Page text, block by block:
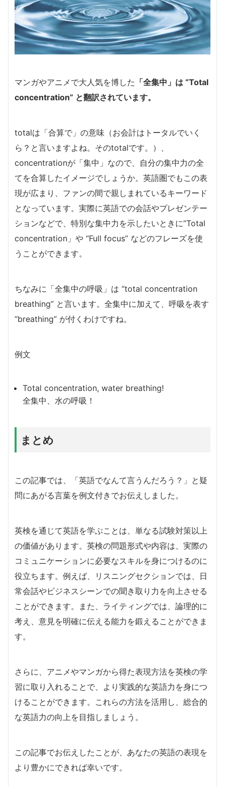
マンガやアニメで大人気を博した 「全集中」は “Total
concentration” と翻訳されています。
totalは「合算で」の意味（お会計はトータルでいく
ら？と言いますよね。そのtotalです。）、
concentrationが「集中」なので、自分の集中力の全
てを合算したイメージでしょうか。 英語圏でもこの表
現が広まり、ファンの間で親しまれているキーワード
となっています。実際に英語での会話やプレゼンテー
ションなどで、特別な集中力を示したいときに”Total
concentration」や “Full focus” などのフレーズを使
うことができます。
ちなみに「全集中の呼吸」は “total concentration
breathing” と言います。全集中に加えて、呼吸を表す
“breathing” が付くわけですね。
例文
Total concentration, water breathing!
全集中、水の呼吸！
まとめ
この記事では、「英語でなんて言うんだろう？」と疑
問にあがる言葉を例文付きでお伝えしました。
英検を通じて英語を学ぶことは、単なる試験対策以上
の価値があります。英検の問題形式や内容は、実際の
コミュニケーションに必要なスキルを身につけるのに
役立ちます。例えば、リスニングセクションでは、日
常会話やビジネスシーンでの聞き取り力を向上させる
ことができます。また、ライティングでは、論理的に
考え、意見を明確に伝える能力を鍛えることができま
す。
さらに、アニメやマンガから得た表現方法を英検の学
習に取り入れることで、より実践的な英語力を身につ
けることができます。これらの方法を活用し、総合的
な英語力の向上を目指しましょう。
この記事でお伝えしたことが、あなたの英語の表現を
より豊かにできれば幸いです。